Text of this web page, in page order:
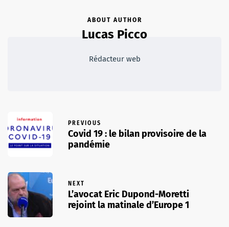
ABOUT AUTHOR
Lucas Picco
Rédacteur web
PREVIOUS
Covid 19 : le bilan provisoire de la
pandémie
NEXT
L’avocat Eric Dupond-Moretti
rejoint la matinale d’Europe 1